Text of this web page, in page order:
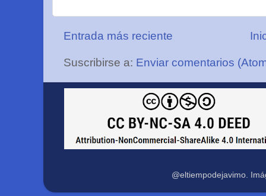
Entrada más reciente
Suscribirse a: Enviar comentarios
@eltiempodejavimo.